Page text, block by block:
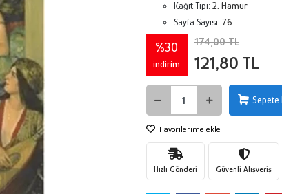
Kağıt Tipi: 2. Hamur
Sayfa Sayısı: 76
%30
indirim
174,00 TL
121,80 TL
Sepete
Favorilerime ekle
Hızlı Gönderi Güvenli Alışveriş